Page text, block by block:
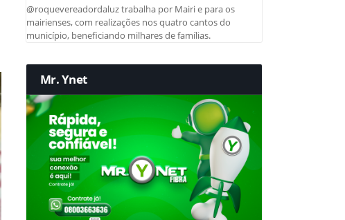
@roquevereadordaluz trabalha por Mairi e para os
mairienses, com realizações nos quatro cantos do
município, beneficiando milhares de famílias.
Mr. Ynet